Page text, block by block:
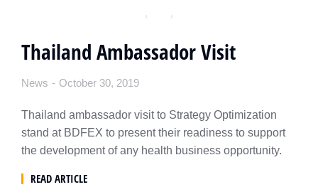
Thailand Ambassador Visit
News October 30, 2019
Thailand ambassador visit to Strategy Optimization
stand at BDFEX to present their readiness to support
the development of any health business opportunity.
READ ARTICLE